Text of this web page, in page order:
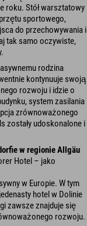
roku. Stół warsztatowy
sportowego,
do przechowywania i
tak samo oczywiste,
rodzina
kontynuuje swoją
rozwoju i idzie o
system zasilania
zrównoważonego
zostały udoskonalone i
w regionie Allgäu
Hotel – jako
w Europie. W tym
hotel w Dolinie
zawsze znajduje się
rozwoju.